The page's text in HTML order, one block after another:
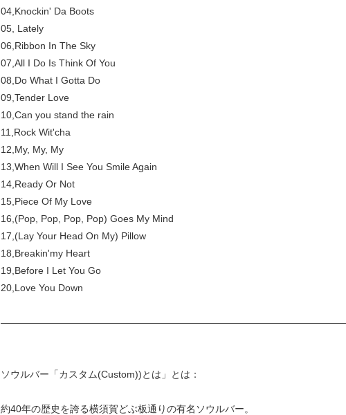
04,Knockin' Da Boots
05, Lately
06,Ribbon In The Sky
07,All I Do Is Think Of You
08,Do What I Gotta Do
09,Tender Love
10,Can you stand the rain
11,Rock Wit'cha
12,My, My, My
13,When Will I See You Smile Again
14,Ready Or Not
15,Piece Of My Love
16,(Pop, Pop, Pop, Pop) Goes My Mind
17,(Lay Your Head On My) Pillow
18,Breakin'my Heart
19,Before I Let You Go
20,Love You Down
ソウルバー「カスタム(Custom))とは」とは：
約40年の歴史を誇る横須賀どぶ板通りの有名ソウルバー。